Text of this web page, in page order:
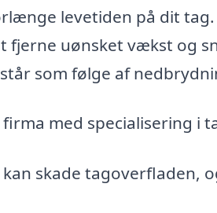
levetiden på dit
uønsket vækst og
som følge af
med specialisering i
kan skade